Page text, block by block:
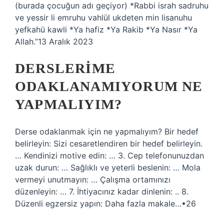
(burada çocuğun adı geçiyor) *Rabbi israh sadruhu
ve yessir li emruhu vahlül ukdeten min lisanuhu
yefkahü kawli *Ya hafiz *Ya Rakib *Ya Nasır *Ya
Allah.”13 Aralık 2023
DERSLERIME
ODAKLANAMIYORUM NE
YAPMALIYIM?
Derse odaklanmak için ne yapmalıyım? Bir hedef
belirleyin: Sizi cesaretlendiren bir hedef belirleyin.
… Kendinizi motive edin: … 3. Cep telefonunuzdan
uzak durun: … Sağlıklı ve yeterli beslenin: … Mola
vermeyi unutmayın: … Çalışma ortamınızı
düzenleyin: … 7. İhtiyacınız kadar dinlenin: .. 8.
Düzenli egzersiz yapın: Daha fazla makale…•26